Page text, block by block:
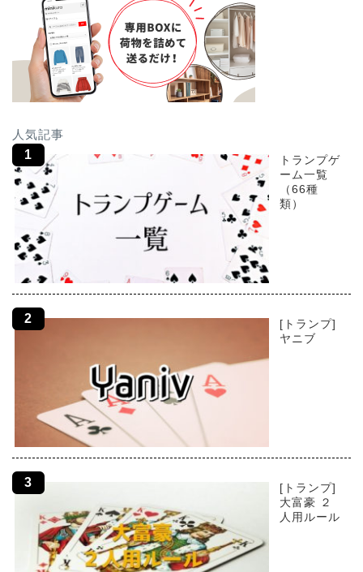
人気記事
トランプゲ
ーム一覧
（66種
類）
[トランプ]
ヤニブ
[トランプ]
大富豪 ２
人用ルール